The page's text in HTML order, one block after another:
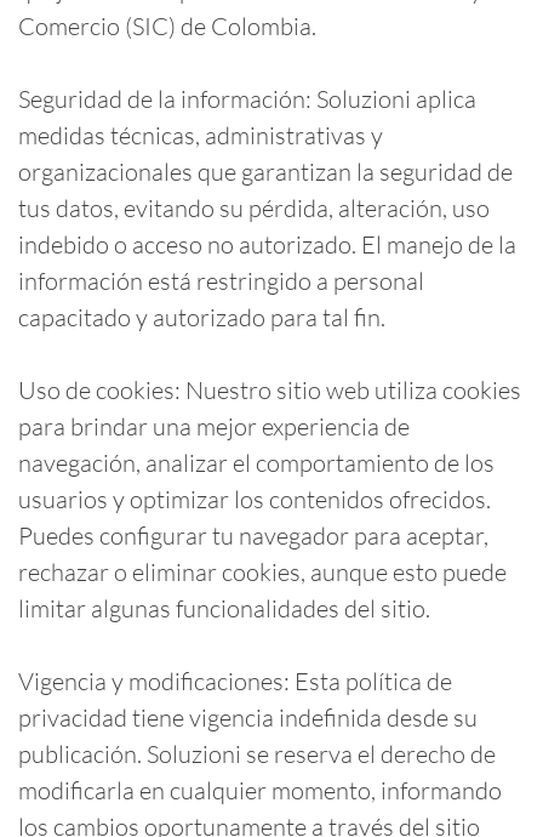
Comercio (SIC) de Colombia.
Seguridad de la información: Soluzioni aplica
medidas técnicas, administrativas y
organizacionales que garantizan la seguridad de
tus datos, evitando su pérdida, alteración, uso
indebido o acceso no autorizado. El manejo de la
información está restringido a personal
capacitado y autorizado para tal fin.
Uso de cookies: Nuestro sitio web utiliza cookies
para brindar una mejor experiencia de
navegación, analizar el comportamiento de los
usuarios y optimizar los contenidos ofrecidos.
Puedes configurar tu navegador para aceptar,
rechazar o eliminar cookies, aunque esto puede
limitar algunas funcionalidades del sitio.
Vigencia y modificaciones: Esta política de
privacidad tiene vigencia indefinida desde su
publicación. Soluzioni se reserva el derecho de
modificarla en cualquier momento, informando
los cambios oportunamente a través del sitio